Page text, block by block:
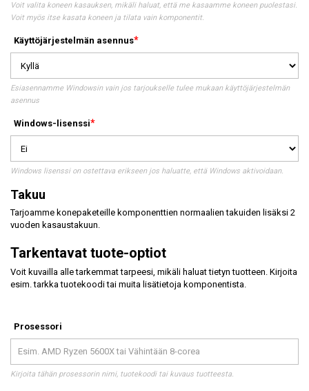
Voit valita koneen kasauksen, mikäli haluat, että me kasaamme koneen puolestasi.
Voit myös itse kasata koneen ja tilata vain komponentit.
Käyttöjärjestelmän asennus
Esiasennamme Windowsin vain jos tarjoukselle tulee mukaan käyttöjärjestelmän
asennus
Windows-lisenssi
Windows lisenssi on ostettava erikseen jos haluatte, että Windows aktivoidaan.
Takuu
Tarjoamme konepaketeille komponenttien normaalien takuiden lisäksi 2
vuoden kasaustakuun.
Tarkentavat tuote-optiot
Voit kuvailla alle tarkemmat tarpeesi, mikäli haluat tietyn tuotteen. Kirjoita
esim. tarkka tuotekoodi tai muita lisätietoja komponentista.
Prosessori
Kirjoita tähän prosessorin nimi, tuotekoodi tai kuvaus tuotteesta.